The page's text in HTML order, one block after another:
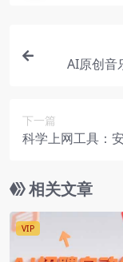
AI原创音
下一篇
科学上网工具：
相关文章
VIP